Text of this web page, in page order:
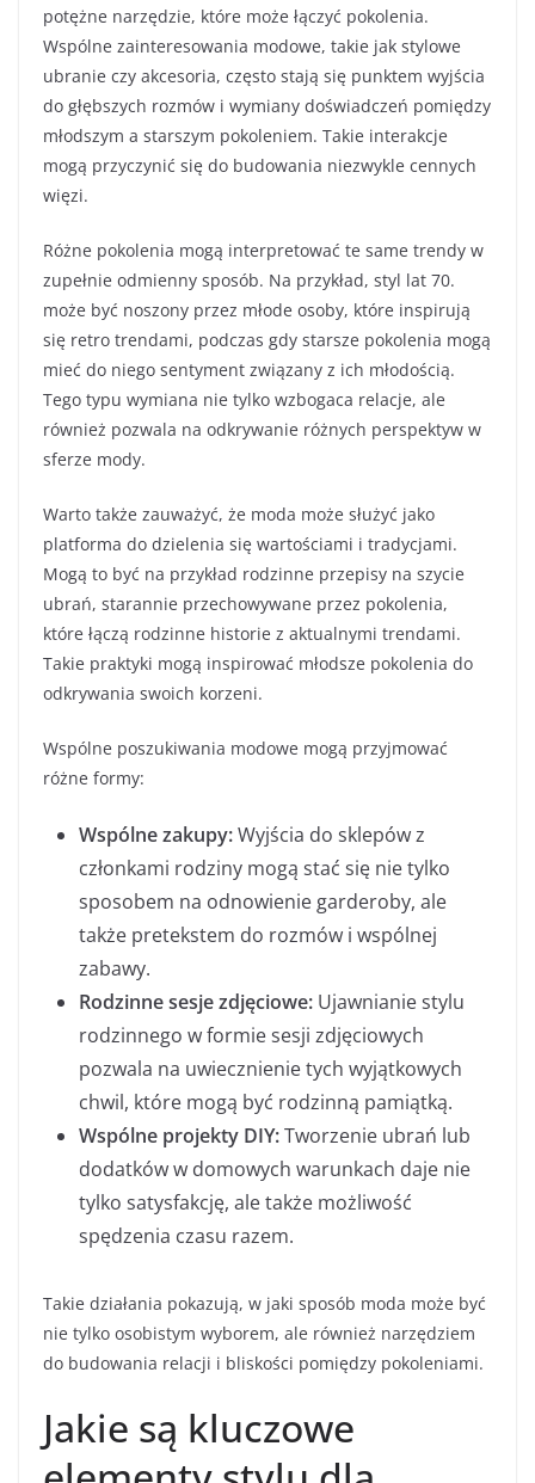
potężne narzędzie, które może łączyć pokolenia.
Wspólne zainteresowania modowe, takie jak stylowe
ubranie czy akcesoria, często stają się punktem wyjścia
do głębszych rozmów i wymiany doświadczeń pomiędzy
młodszym a starszym pokoleniem. Takie interakcje
mogą przyczynić się do budowania niezwykle cennych
więzi.
Różne pokolenia mogą interpretować te same trendy w
zupełnie odmienny sposób. Na przykład, styl lat 70.
może być noszony przez młode osoby, które inspirują
się retro trendami, podczas gdy starsze pokolenia mogą
mieć do niego sentyment związany z ich młodością.
Tego typu wymiana nie tylko wzbogaca relacje, ale
również pozwala na odkrywanie różnych perspektyw w
sferze mody.
Warto także zauważyć, że moda może służyć jako
platforma do dzielenia się wartościami i tradycjami.
Mogą to być na przykład rodzinne przepisy na szycie
ubrań, starannie przechowywane przez pokolenia,
które łączą rodzinne historie z aktualnymi trendami.
Takie praktyki mogą inspirować młodsze pokolenia do
odkrywania swoich korzeni.
Wspólne poszukiwania modowe mogą przyjmować
różne formy:
Wspólne zakupy:Wyjścia do sklepów z
członkami rodziny mogą stać się nie tylko
sposobem na odnowienie garderoby, ale
także pretekstem do rozmów i wspólnej
zabawy.
Rodzinne sesje zdjęciowe: Ujawnianie stylu
rodzinnego w formie sesji zdjęciowych
pozwala na uwiecznienie tych wyjątkowych
chwil, które mogą być rodzinną pamiątką.
Wspólne projekty DIY:Tworzenie ubrań lub
dodatków w domowych warunkach daje nie
tylko satysfakcję, ale także możliwość
spędzenia czasu razem.
Takie działania pokazują, w jaki sposób moda może być
nie tylko osobistym wyborem, ale również narzędziem
do budowania relacji i bliskości pomiędzy pokoleniami.
Jakie są kluczowe